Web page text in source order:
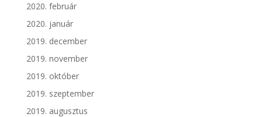
2020. február
2020. január
2019. december
2019. november
2019. október
2019. szeptember
2019. augusztus